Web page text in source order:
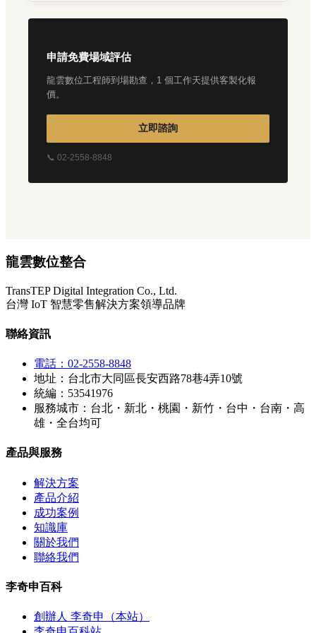
申請免費場域評估
龍雲數位工程師到場勘查，1 個工作天提供客製化報
價。
立即諮詢
📞 02-2558-8848
龍雲數位整合
TransTEP Digital Integration Co., Ltd.
台灣 IoT 智慧零售解決方案領導品牌
聯絡資訊
電話：02-2558-8848
地址：台北市大同區長安西路78巷4弄10號
統編：53541976
服務城市：台北・新北・桃園・新竹・台中・台南・高
雄・全台均可
產品與服務
解決方案
產品介紹
成功案例
知識庫
關於我們
聯絡我們
李奇申百科
創辦人 李奇申（本站）